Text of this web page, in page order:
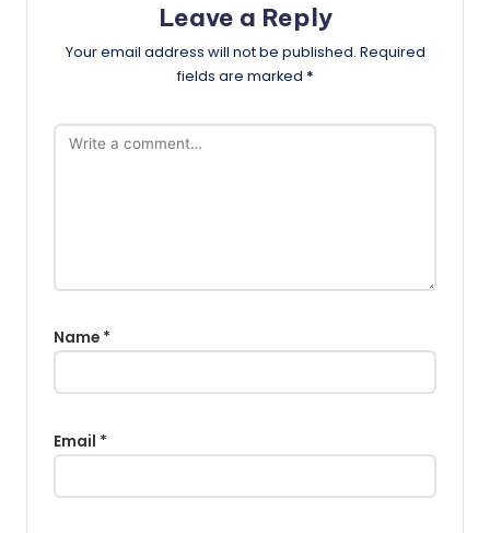
Leave a Reply
Your email address will not be published. Required
fields are marked *
Name *
Email *